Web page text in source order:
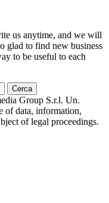
us anytime, and we will
glad to find new business
to be useful to each
Group S.r.l. Un.
of data, information,
of legal proceedings.